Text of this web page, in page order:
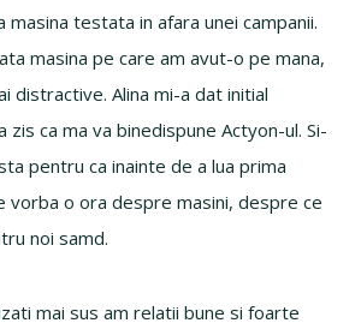
masina testata in afara unei campanii.
masina pe care am avut-o pe mana,
distractive. Alina mi-a dat initial
zis ca ma va binedispune Actyon-ul. Si-
pentru ca inainte de a lua prima
vorba o ora despre masini, despre ce
noi samd.
mai sus am relatii bune si foarte